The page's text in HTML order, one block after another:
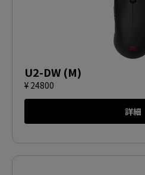
U2-DW (M)
¥ 24800
詳細